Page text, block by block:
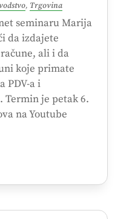
, Trgovina
seminaru Marija
da izdajete
ali i da
koje primate
PDV-a i
Termin je petak 6.
na Youtube